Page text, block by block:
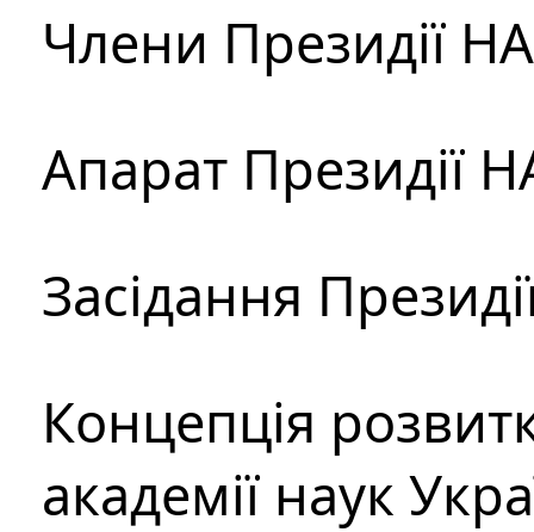
Члени Президії
Апарат Президії
Засідання
Концепція
академії наук